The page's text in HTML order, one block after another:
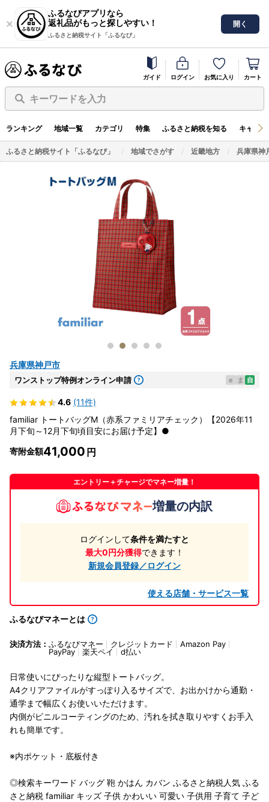
ふるなびアプリなら
返礼品がもっと探しやすい！
ふるさと納税サイト「ふるなび」
開く
ガイド ログイン お気に入り カート
キーワードを入力
ランキング 地域一覧 カテゴリ 特集 ふるさと納税を知る キャン
ふるさと納税サイト「ふるなび」 地域でさがす 近畿地方 兵庫県神
兵庫県神戸市
ワンストップ特例オンライン申請 e ま 自
4.6 (11件)
familiar トートバッグM（赤系ファミリアチェック）【2026年11
月下旬～12月下旬頃目安にお届け予定】●
寄附金額41,000
エントリー＋チャージでマネー増量！
増量の内訳
ログインして条件を満たすと
最大0円分獲得できます！
新規会員登録／ログイン
使える店舗・サービス一覧
ふるなびマネーとは
決済方法： ふるなびマネー クレジットカード
Amazon Pay
PayPay
楽天ペイ d払い
日常使いにぴったりな縦型トートバッグ。
A4クリアファイルがすっぽり入るサイズで、お出かけから通勤・
通学まで幅広くお使いいただけます。
内側がビニルコーティングのため、汚れを拭き取りやすくお手入
れも簡単です。
※内ポケット・底板付き
◎検索キーワード バッグ 鞄 かはん カバン ふるさと納税人気 ふる
さと納税 familiar キッズ 子供 かわいい 可愛い 子供用 子育て 子ど